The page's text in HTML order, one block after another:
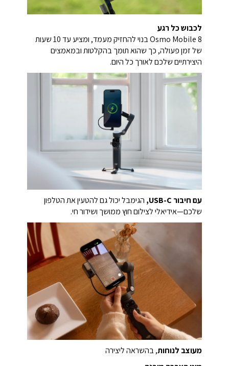
לכבוש כל רגע
Osmo Mobile 8 בנוי להחזיק מעמד, ומציע עד 10 שעות
של זמן פעולה, כך שהוא תומך בהקלטות ובמאמצים
היצירתיים שלכם לאורך כל היום.
עם חיבור USB-C,
הגימבל יכול גם להטעין את הטלפון
שלכם—אידיאלי לצילום חוץ ממושך ושידור חי.
מעוצב לנוחות, בהשראה ליצירה